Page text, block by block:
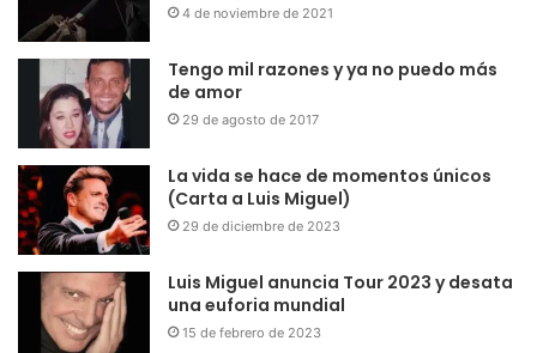
4 de noviembre de 2021
Tengo mil razones y ya no puedo más
de amor
29 de agosto de 2017
La vida se hace de momentos únicos
(Carta a Luis Miguel)
29 de diciembre de 2023
Luis Miguel anuncia Tour 2023 y desata
una euforia mundial
15 de febrero de 2023